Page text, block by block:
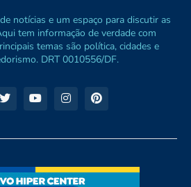
notícias e um espaço para discutir as
tem informação de verdade com
temas são política, cidades e
DRT 0010556/DF.